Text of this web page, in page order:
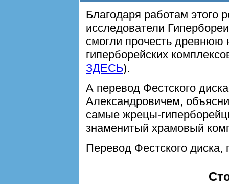
Благодаря работам этого
исследователи
смогли прочесть
гиперборейских
ЗДЕСЬ).
А перевод Фестского
Александровичем,
самые жрецы-
знаменитый храмовый
Перевод Фестского